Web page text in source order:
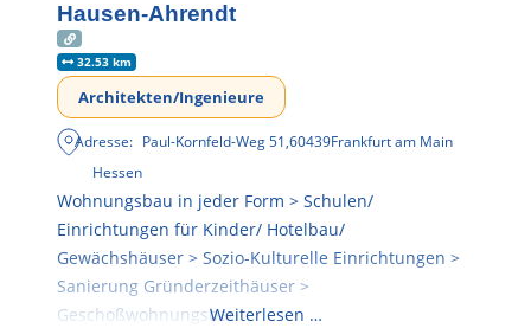
Hausen-Ahrendt
32.53 km
Architekten/Ingenieure
Adresse: Paul-Kornfeld-Weg 51,60439Frankfurt am Main
Hessen
Wohnungsbau in jeder Form > Schulen/
Einrichtungen für Kinder/ Hotelbau/
Gewächshäuser > Sozio-Kulturelle Einrichtungen >
Sanierung Gründerzeithäuser >
GeschoßwohnungsbauWeiterlesen …